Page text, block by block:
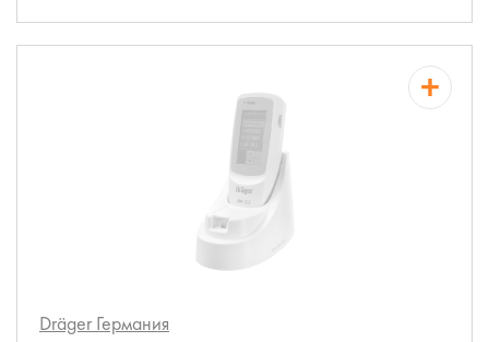
Dräger Германия